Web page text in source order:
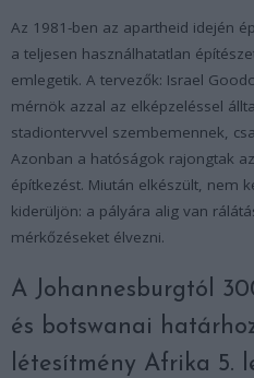
Az 1981-ben az apartheid idején
a teljesen használhatatlan
emlegetik. A tervezők: Israel
mérnök azzal az elképzeléssel
stadiontervvel szembemennek,
Azonban a hatóságok rajongtak
építkezést. Miután elkészült, nem
kiderüljön: a pályára alig van
mérkőzéseket élvezni.
A Johannesburgtól
és botswanai
létesítmény Afrika 5.